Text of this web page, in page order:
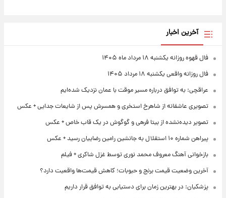
آخرین اخبار
فال قهوه روزانه یکشنبه ۱۸ مرداد ماه ۱۴۰۵
فال روزانه واقعی یکشنبه ۱۸ مرداد ۱۴۰۵
عراقچی: به توافق درباره مسیر موقت با عمان نزدیک شده‌ایم
تصویری عاشقانه از شاهرخ استخری و همسرش پس از شایعات جدایی + عکس
تصویر دیده‌نشده از بیتا فرهی و گوگوش در یک قاب خاص + عکس
پیراهن شماره ۱۰ استقلال به جانشین رامین رضاییان رسید + عکس
بازخوانی آهنگ معروف محمد نوری توسط غزل شاکری + فیلم
آخرین وضعیت قیمت برنج و حبوبات؛ کاهش قیمت‌ها واقعیت دارد؟
پزشکیان: در بهترین زمان برای دستیابی به توافق قرار داریم